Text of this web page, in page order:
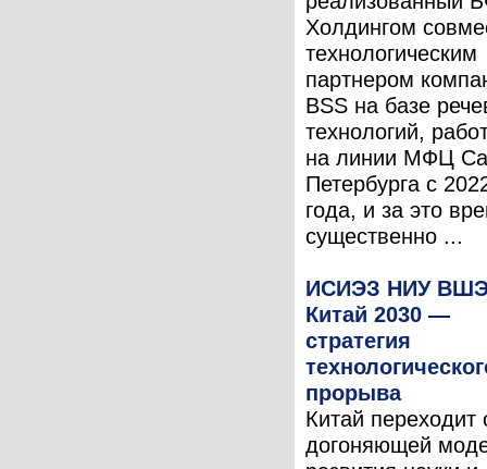
Холдингом
технологическим
партнером
BSS на базе
технологий,
на линии МФЦ
Петербурга с
года, и за это
существенно ...
ИСИЭЗ НИУ
Китай 2030 —
стратегия
прорыва
Китай переходит
догоняющей